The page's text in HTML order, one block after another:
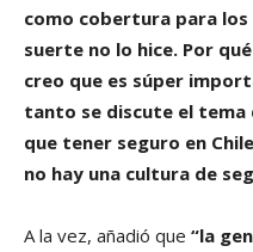
como cobertura para
suerte no lo hice. Por
creo que es súper
tanto se discute el tema
que tener seguro en
no hay una cultura de
A la vez, añadió que “la